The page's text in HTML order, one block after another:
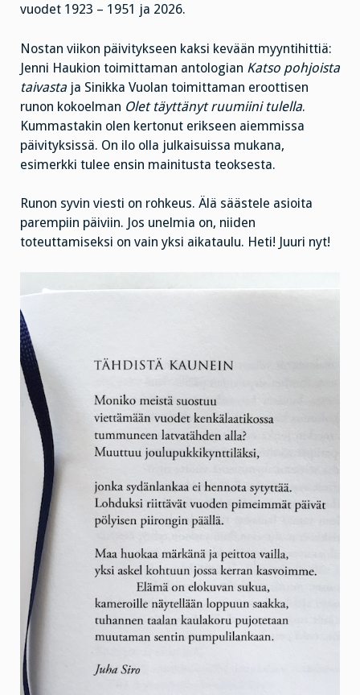
vuodet 1923 – 1951 ja 2026.
Nostan viikon päivitykseen kaksi kevään myyntihittiä:
Jenni Haukion toimittaman antologian Katso pohjoista
taivasta ja Sinikka Vuolan toimittaman eroottisen
runon kokoelman Olet täyttänyt ruumiini tulella.
Kummastakin olen kertonut erikseen aiemmissa
päivityksissä. On ilo olla julkaisuissa mukana,
esimerkki tulee ensin mainitusta teoksesta.
Runon syvin viesti on rohkeus. Älä säästele asioita
parempiin päiviin. Jos unelmia on, niiden
toteuttamiseksi on vain yksi aikataulu. Heti! Juuri nyt!